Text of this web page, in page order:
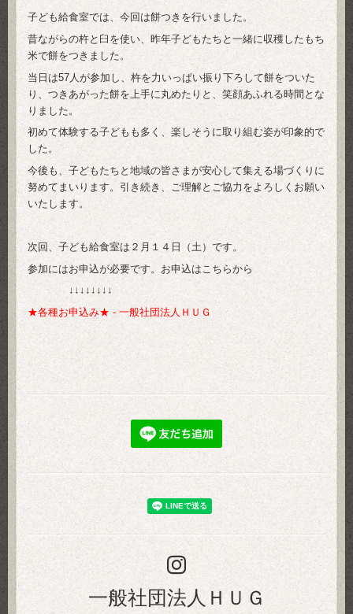
子ども給食室では、今回は餅つきを行いました。
昔ながらの杵と臼を使い、昨年子どもたちと一緒に収穫したもち
米で餅をつきました。
当日は57人が参加し、杵を力いっぱい振り下ろして餅をついた
り、つきあがった餅を上手に丸めたりと、笑顔あふれる時間とな
りました。
初めて体験する子どもも多く、楽しそうに取り組む姿が印象的で
した。
今後も、子どもたちと地域の皆さまが安心して集える場づくりに
努めてまいります。引き続き、ご理解とご協力をよろしくお願い
いたします。
次回、子ども給食室は２月１４日（土）です。
参加にはお申込が必要です。お申込はこちらから
↓↓↓↓↓↓↓↓
★各種お申込み★ - 一般社団法人ＨＵＧ
一般社団法人ＨＵＧ